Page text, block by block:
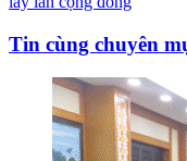
Tin cùng chuyên